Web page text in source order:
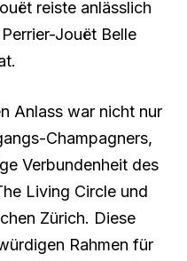
reiste anlässlich
Jouët Belle
Anlass war nicht nur
Champagners,
Verbundenheit des
Living Circle und
Zürich. Diese
Rahmen für